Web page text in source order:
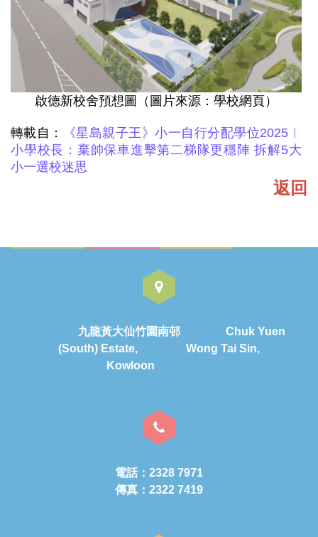
啟德新校舍預想圖（圖片來源：學校網頁）
轉載自：
《星島親子王》小一自行分配學位2025︳
小學校長：棄帥保車進擊第二梯隊更穩陣 拆解5大
小一選校迷思
返回
九龍黃大仙竹園南邨 Chuk Yuen
(South) Estate, Wong Tai Sin,
Kowloon
電話：2328 7971
傳真：2322 7419